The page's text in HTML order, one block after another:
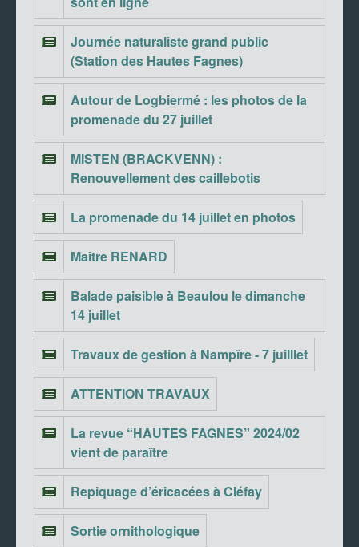
Journée naturaliste grand public
(Station des Hautes Fagnes)
Autour de Logbiermé : les photos de la
promenade du 27 juillet
MISTEN (BRACKVENN) :
Renouvellement des caillebotis
La promenade du 14 juillet en photos
Maître RENARD
Balade paisible à Beaulou le dimanche
14 juillet
Travaux de gestion à Nampîre - 7 juilllet
ATTENTION TRAVAUX
La revue “HAUTES FAGNES” 2024/02
vient de paraître
Repiquage d’éricacées à Cléfay
Sortie ornithologique